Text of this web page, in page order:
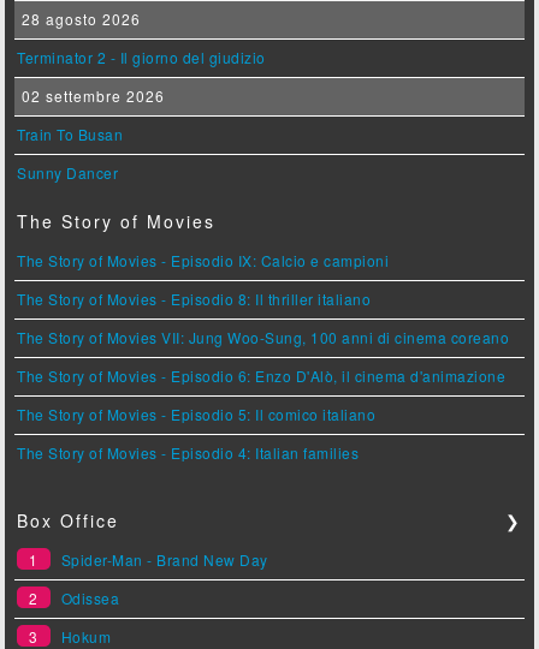
28 agosto 2026
Terminator 2 - Il giorno del giudizio
02 settembre 2026
Train To Busan
Sunny Dancer
The Story of Movies
The Story of Movies - Episodio IX: Calcio e campioni
The Story of Movies - Episodio 8: Il thriller italiano
The Story of Movies VII: Jung Woo-Sung, 100 anni di cinema coreano
The Story of Movies - Episodio 6: Enzo D'Alò, il cinema d'animazione
The Story of Movies - Episodio 5: Il comico italiano
The Story of Movies - Episodio 4: Italian families
Box Office ❯
1
Spider-Man - Brand New Day
2
Odissea
3
Hokum